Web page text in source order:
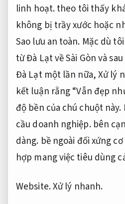
linh hoạt.theo tôi thấy
không bị trầy xước hoặc
Sao lưu an toàn. Mặc dù
từ Đà Lạt về Sài Gòn và
Đà Lạt một lần nữa,Xử lý
kết luận rằng “Vẫn đẹp
độ bền của chú chuột này.
cầu doanh nghiệp.bên
dàng. bề ngoài đối xứng
hợp mang việc tiêu dùng
Website.Xử lý nhanh.